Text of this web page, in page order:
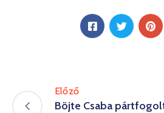
Előző
Böjte Csaba